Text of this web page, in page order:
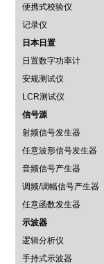
便携式校验仪
记录仪
日本日置
日置数字功率计
安规测试仪
LCR测试仪
信号源
射频信号发生器
任意波形信号发生器
音频信号产生器
调频/调幅信号产生器
任意函数发生器
示波器
逻辑分析仪
手持式示波器